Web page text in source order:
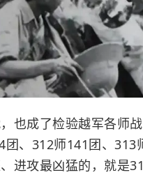
也成了检验越军各师
团、312师141团、
进攻最凶猛的，就是